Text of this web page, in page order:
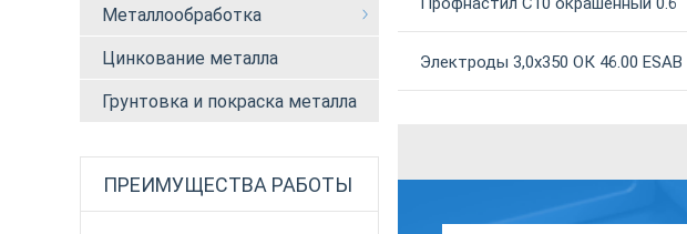
Металлообработка
Цинкование металла
Грунтовка и покраска металла
ПРЕИМУЩЕСТВА РАБОТЫ
Электроды 3,0х350 ОК 46.00 ESAB